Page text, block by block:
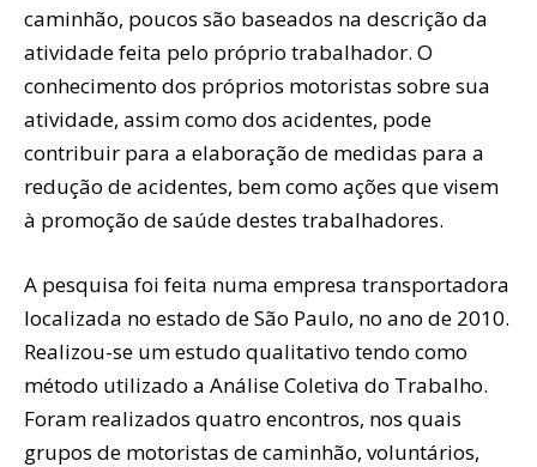
caminhão, poucos são baseados na descrição da
atividade feita pelo próprio trabalhador. O
conhecimento dos próprios motoristas sobre sua
atividade, assim como dos acidentes, pode
contribuir para a elaboração de medidas para a
redução de acidentes, bem como ações que visem
à promoção de saúde destes trabalhadores.
A pesquisa foi feita numa empresa transportadora
localizada no estado de São Paulo, no ano de 2010.
Realizou-se um estudo qualitativo tendo como
método utilizado a Análise Coletiva do Trabalho.
Foram realizados quatro encontros, nos quais
grupos de motoristas de caminhão, voluntários,